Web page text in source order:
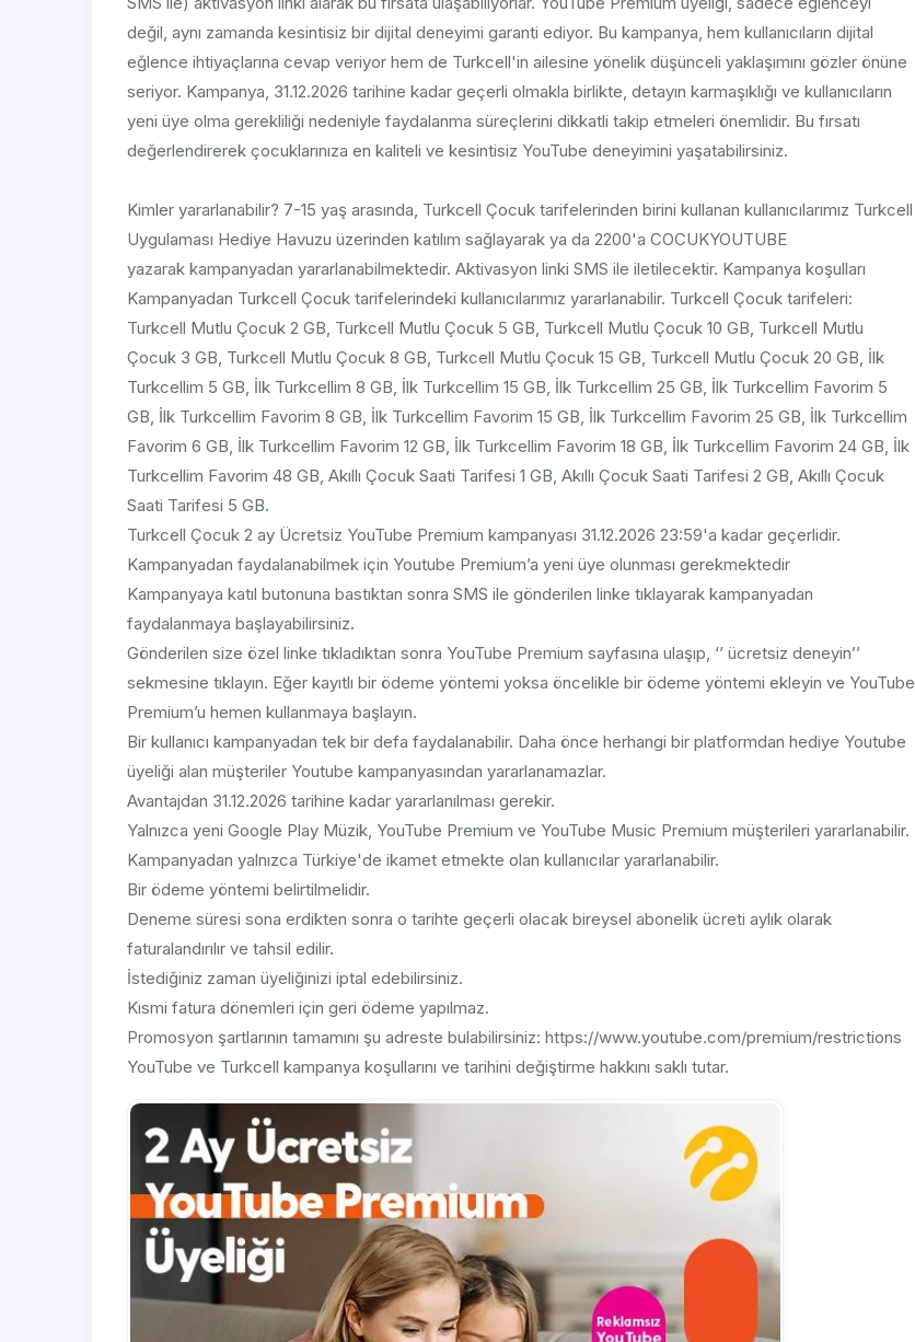
değil, aynı zamanda kesintisiz bir dijital deneyimi garanti ediyor. Bu kampanya, hem kullanıcıların dijital
eğlence ihtiyaçlarına cevap veriyor hem de Turkcell'in ailesine yönelik düşünceli yaklaşımını gözler önüne
seriyor. Kampanya, 31.12.2026 tarihine kadar geçerli olmakla birlikte, detayın karmaşıklığı ve kullanıcıların
yeni üye olma gerekliliği nedeniyle faydalanma süreçlerini dikkatli takip etmeleri önemlidir. Bu fırsatı
değerlendirerek çocuklarınıza en kaliteli ve kesintisiz YouTube deneyimini yaşatabilirsiniz.
​Kimler yararlanabilir? 7-15 yaş arasında, Turkcell Çocuk tarifelerinden birini kullanan kullanıcılarımız Turkcell
Uygulaması Hediye Havuzu üzerinden katılım sağlayarak ya da 2200'a COCUKYOUTUBE
yazarak kampanyadan yararlanabilmektedir. Aktivasyon linki SMS ile iletilecektir. Kampanya koşulları
Kampanyadan Turkcell Çocuk tarifelerindeki kullanıcılarımız yararlanabilir. Turkcell Çocuk tarifeleri:
Turkcell Mutlu Çocuk 2 GB, Turkcell Mutlu Çocuk 5 GB, Turkcell Mutlu Çocuk 10 GB, Turkcell Mutlu
Çocuk 3 GB, Turkcell Mutlu Çocuk 8 GB, Turkcell Mutlu Çocuk 15 GB, Turkcell Mutlu Çocuk 20 GB​, İlk
Turkcellim 5 GB, İlk Turkcellim 8 GB, İlk Turkcellim 15 GB, İlk Turkcellim 25 GB, İlk Turkcellim Favorim 5
GB, İlk Turkcellim Favorim 8 GB, İlk Turkcellim Favorim 15 GB, İlk Turkcellim Favorim 25 GB, İlk Turkcellim
Favorim 6 GB, İlk Turkcellim Favorim 12 GB, İlk Turkcellim Favorim 18 GB, İlk Turkcellim Favorim 24 GB, İlk
Turkcellim Favorim 48 GB, Akıllı Çocuk Saati Tarifesi 1 GB, Akıllı Çocuk Saati Tarifesi 2 GB, Akıllı Çocuk
Saati Tarifesi 5 GB​.
Turkcell Çocuk 2 ay Ücretsiz YouTube Premium kampanyası 31.12.2026 23:59'a kadar geçerlidir.
Kampanyadan faydalanabilmek için Youtube Premium’a yeni üye olunması gerekmektedir
Kampanyaya katıl butonuna bastıktan sonra SMS ile gönderilen linke tıklayarak kampanyadan
faydalanmaya başlayabilirsiniz.
Gönderilen size özel linke tıkladıktan sonra YouTube Premium sayfasına ulaşıp, ‘’ ücretsiz deneyin’’
sekmesine tıklayın. Eğer kayıtlı bir ödeme yöntemi yoksa öncelikle bir ödeme yöntemi ekleyin ve YouTube
Premium’u hemen kullanmaya başlayın.
Bir kullanıcı kampanyadan tek bir defa faydalanabilir. Daha önce herhangi bir platformdan hediye Youtube
üyeliği alan müşteriler Youtube kampanyasından yararlanamazlar.
Avantajdan 31.12.2026 tarihine kadar yararlanılması gerekir.
Yalnızca yeni Google Play Müzik, YouTube Premium ve YouTube Music Premium müşterileri yararlanabilir.
Kampanyadan yalnızca Türkiye'de ikamet etmekte olan kullanıcılar yararlanabilir.
Bir ödeme yöntemi belirtilmelidir.
Deneme süresi sona erdikten sonra o tarihte geçerli olacak bireysel abonelik ücreti aylık olarak
faturalandırılır ve tahsil edilir.
İstediğiniz zaman üyeliğinizi iptal edebilirsiniz.
Kısmi fatura dönemleri için geri ödeme yapılmaz.
Promosyon şartlarının tamamını şu adreste bulabilirsiniz: https://www.youtube.com/premium/restrictions
YouTube ve Turkcell kampanya koşullarını ve tarihini değiştirme hakkını saklı tutar.